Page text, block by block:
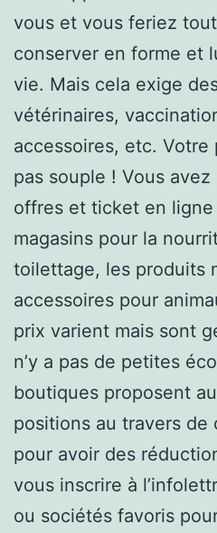
vous et vous feriez
conserver en forme et
vie. Mais cela exige
vétérinaires,
accessoires, etc. Votre
pas souple ! Vous
offres et ticket en
magasins pour la
toilettage, les produits
accessoires pour
prix varient mais sont
n’y a pas de petites
boutiques proposent
positions au travers de
pour avoir des
vous inscrire à
ou sociétés favoris